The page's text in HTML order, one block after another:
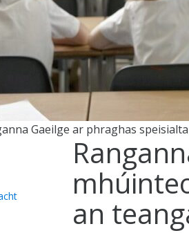
Gaeilge ar phraghas
an